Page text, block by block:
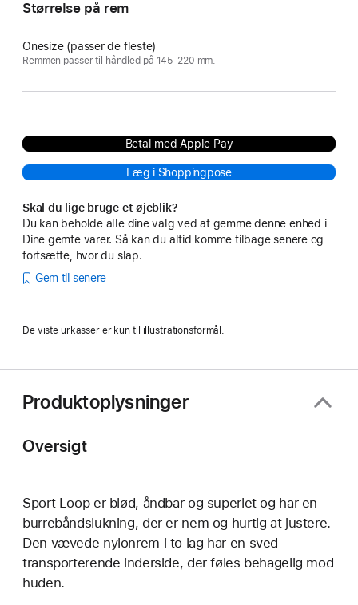
Størrelse på rem
Onesize (passer de fleste)
Remmen passer til håndled på 145-220 mm.
Betal med Apple Pay
Læg i Shoppingpose
Skal du lige bruge et øjeblik?
Du kan beholde alle dine valg ved at gemme denne enhed i
Dine gemte varer. Så kan du altid komme tilbage senere og
fortsætte, hvor du slap.
Gem til senere
De viste urkasser er kun til illustrationsformål.
Produktoplysninger
Oversigt
Sport Loop er blød, åndbar og superlet og har en
burrebånds­lukning, der er nem og hurtig at justere.
Den vævede nylonrem i to lag har en sved­
transporterende inderside, der føles behagelig mod
huden.